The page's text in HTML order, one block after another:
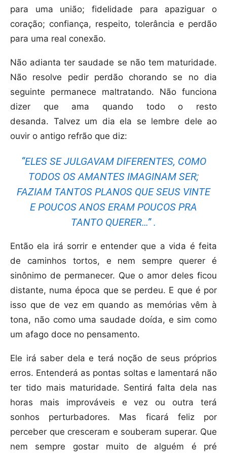
para uma união; fidelidade para apaziguar o
coração; confiança, respeito, tolerância e perdão
para uma real conexão.
Não adianta ter saudade se não tem maturidade.
Não resolve pedir perdão chorando se no dia
seguinte permanece maltratando. Não funciona
dizer que ama quando todo o resto
desanda. Talvez um dia ela se lembre dele ao
ouvir o antigo refrão que diz:
“ELES SE JULGAVAM DIFERENTES, COMO
TODOS OS AMANTES IMAGINAM SER;
FAZIAM TANTOS PLANOS QUE SEUS VINTE
E POUCOS ANOS ERAM POUCOS PRA
TANTO QUERER…” .
Então ela irá sorrir e entender que a vida é feita
de caminhos tortos, e nem sempre querer é
sinônimo de permanecer. Que o amor deles ficou
distante, numa época que se perdeu. E que é por
isso que de vez em quando as memórias vêm à
tona, não como uma saudade doída, e sim como
um afago doce no pensamento.
Ele irá saber dela e terá noção de seus próprios
erros. Entenderá as pontas soltas e lamentará não
ter tido mais maturidade. Sentirá falta dela nas
horas mais improváveis e vez ou outra terá
sonhos perturbadores. Mas ficará feliz por
perceber que cresceram e souberam superar. Que
nem sempre gostar muito de alguém é pré